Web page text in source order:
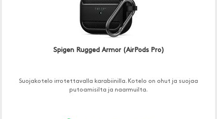
Spigen Rugged Armor (AirPods Pro)
Suojakotelo irrotettavalla karabiinilla. Kotelo on ohut ja suojaa
putoamisilta ja naarmuilta.